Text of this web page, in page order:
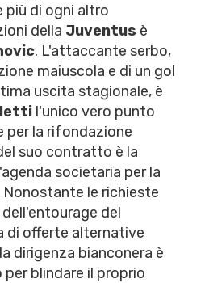
più di ogni altro
della Juventus è
. L'attaccante serbo,
maiuscola e di un gol
uscita stagionale, è
l'unico vero punto
per la rifondazione
suo contratto è la
societaria per la
le richieste
del
di offerte alternative
dirigenza bianconera è
blindare il proprio